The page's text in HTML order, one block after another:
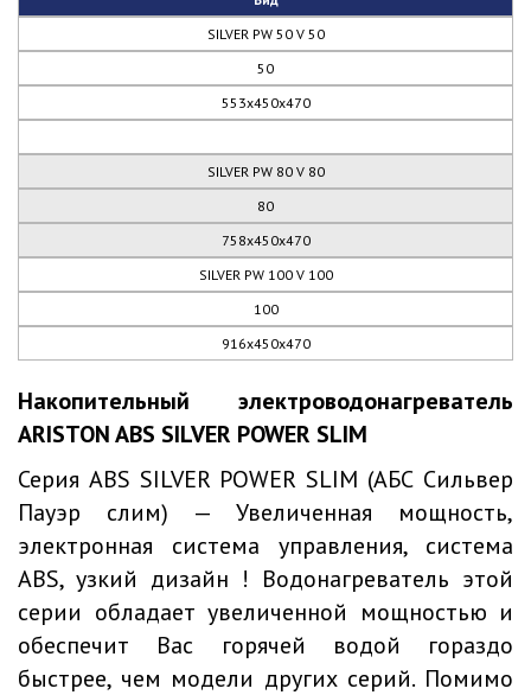
SILVER PW 50 V 50
50
553х450х470
SILVER PW 80 V 80
80
758х450х470
SILVER PW 100 V 100
100
916х450х470
Накопительный электроводонагреватель
ARISTON ABS SILVER POWER SLIM
Серия ABS SILVER POWER SLIM (АБС Сильвер
Пауэр слим) — Увеличенная мощность,
электронная система управления, система
ABS, узкий дизайн ! Водонагреватель этой
серии обладает увеличенной мощностью и
обеспечит Вас горячей водой гораздо
быстрее, чем модели других серий. Помимо